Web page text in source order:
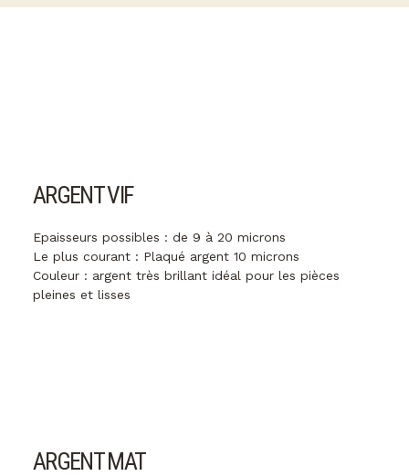
ARGENT VIF
Epaisseurs possibles : de 9 à 20 microns
Le plus courant : Plaqué argent 10 microns
Couleur : argent très brillant idéal pour les pièces
pleines et lisses
ARGENT MAT